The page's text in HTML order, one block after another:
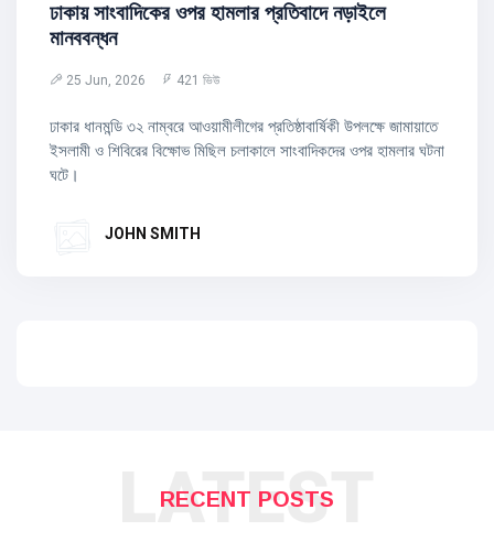
ঢাকায় সাংবাদিকের ওপর হামলার প্রতিবাদে নড়াইলে
মানববন্ধন
25 Jun, 2026 421 ভিউ
ঢাকার ধানমন্ডি ৩২ নাম্বরে আওয়ামীলীগের প্রতিষ্ঠাবার্ষিকী উপলক্ষে জামায়াতে
ইসলামী ও শিবিরের বিক্ষোভ মিছিল চলাকালে সাংবাদিকদের ওপর হামলার ঘটনা
ঘটে।
JOHN SMITH
RECENT POSTS
LATEST